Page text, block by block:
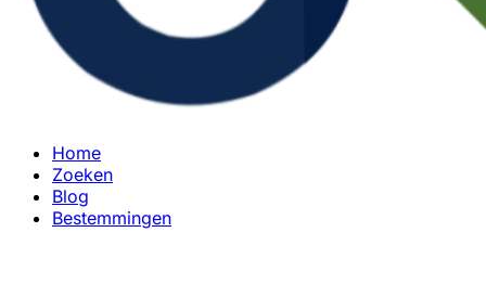
Home
Zoeken
Blog
Bestemmingen